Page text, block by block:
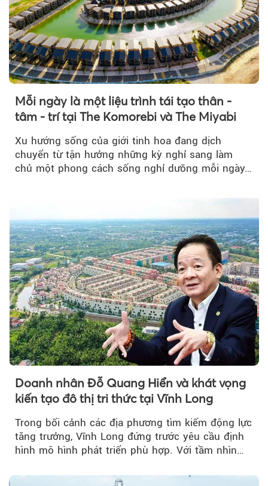
Mỗi ngày là một liệu trình tái tạo thân -
tâm - trí tại The Komorebi và The Miyabi
Xu hướng sống của giới tinh hoa đang dịch
chuyển từ tận hưởng những kỳ nghỉ sang làm
chủ một phong cách sống nghỉ dưỡng mỗi ngày…
Doanh nhân Đỗ Quang Hiển và khát vọng
kiến tạo đô thị tri thức tại Vĩnh Long
Trong bối cảnh các địa phương tìm kiếm động lực
tăng trưởng, Vĩnh Long đứng trước yêu cầu định
hình mô hình phát triển phù hợp. Với tầm nhìn